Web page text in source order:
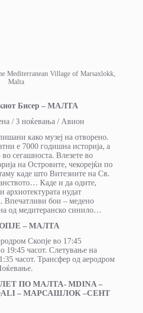
Mediterranean Village of Marsaxlokk,
Malta
Бисер – МАЛТА
/ Авион
како музеј на отворено.
е 7000 годишна историја, а
сегашноста. Влезете во
на Островите, чекорејќи по
каде што Витезиите на Св.
Каде и да одите,
архиотектурата нудат
Впечатливи бои – медено
од медитеранско синило…
– МАЛТА
Скопје во 17:45
19:45 часот. Слетување на
часот. Трансфер од аeродром
ПО МАЛТА- МDINA –
– МАРСАШЛОК –СЕНТ